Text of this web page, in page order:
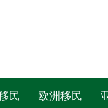
民 欧洲移民